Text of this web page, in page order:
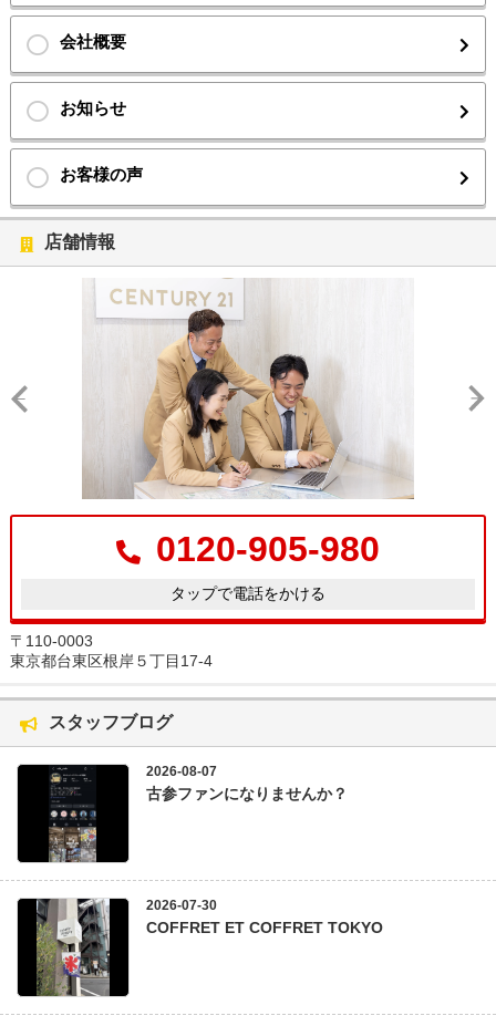
会社概要
お知らせ
お客様の声
店舗情報
0120-905-980
タップで電話をかける
〒110-0003
東京都台東区根岸５丁目17-4
スタッフブログ